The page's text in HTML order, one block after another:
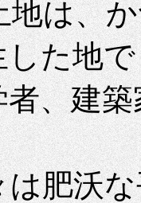
は、
した地
、建
肥沃な